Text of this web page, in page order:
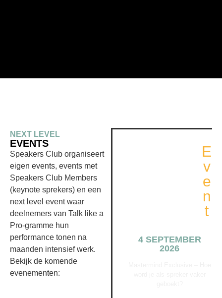
NEXT LEVEL
EVENTS
Speakers Club organiseert
eigen events, events met
Speakers Club Members
(keynote sprekers) en een
next level event waar
deelnemers van Talk like a
Pro-gramme hun
performance tonen na
maanden intensief werk.
Bekijk de komende
evenementen:
E
v
e
n
t
4 SEPTEMBER
2026